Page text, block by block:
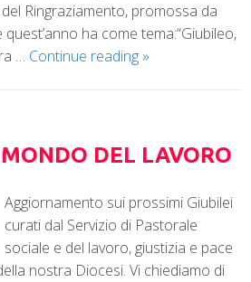
Ringraziamento, promossa da
ha come tema:“Giubileo,
… Continue reading »
DEL LAVORO
Aggiornamento sui prossimi Giubilei
curati dal Servizio di Pastorale
sociale e del lavoro, giustizia e pace
nostra Diocesi. Vi chiediamo di